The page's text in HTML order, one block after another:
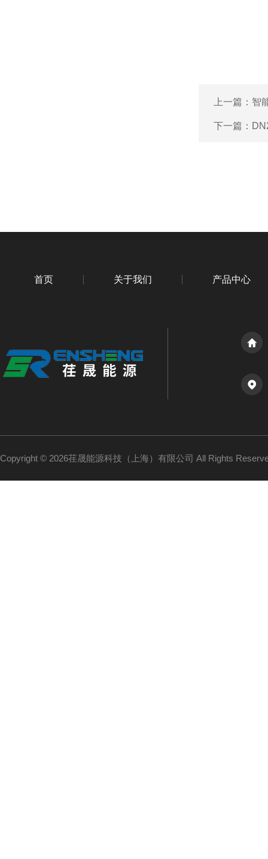
上一篇： 智
下一篇：
首页 关于我们 产品中心
Copyright © 2026荏晟能源科技（上海）有限公司 All Rights